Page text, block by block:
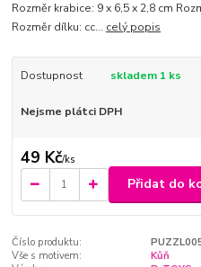
Rozměr krabice: 9 x 6,5 x 2,8 cm
Rozměr dílku: cc... celý popis
Dostupnost skladem 1 ks
Nejsme plátci DPH
49 Kč/ks
Přidat do
Číslo produktu:
Vše s motivem:
Kůň